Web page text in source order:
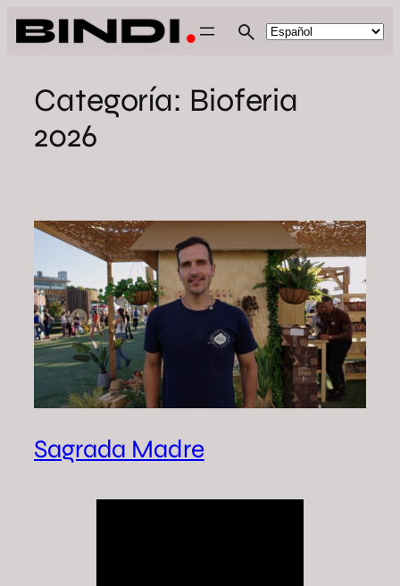
Saltar
al
Categoría: Bioferia
2026
Sagrada Madre